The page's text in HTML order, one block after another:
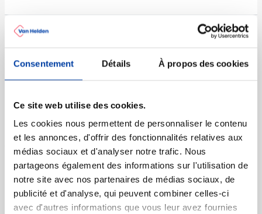
Consentement Détails À propos des cookies
Ce site web utilise des cookies.
Les cookies nous permettent de personnaliser le contenu
et les annonces, d'offrir des fonctionnalités relatives aux
médias sociaux et d'analyser notre trafic. Nous
partageons également des informations sur l'utilisation de
notre site avec nos partenaires de médias sociaux, de
publicité et d'analyse, qui peuvent combiner celles-ci
avec d'autres informations que vous leur avez fournies
002
à partir de 1,42
Mètre pliant de 2 mètres
Visonner
Durable
(2)
Ensemble d'écolier de 15
pièces